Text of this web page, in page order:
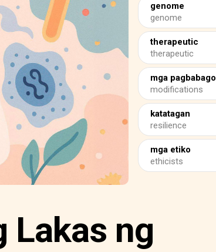
genome
genome
therapeutic
therapeutic
mga pagbabago
modifications
katatagan
resilience
mga etiko
ethicists
Lakas ng